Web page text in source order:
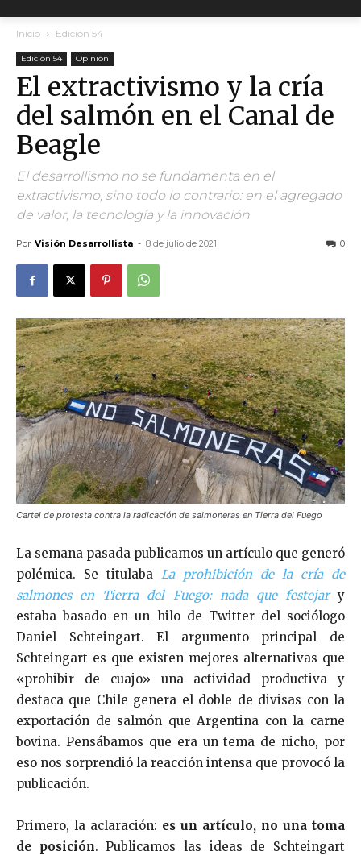
Inicio Edición 54
Edición 54 Opinión
El extractivismo y la cría
del salmón en el Canal de
Beagle
El desarrollismo no se fundamenta en el
extractivismo, sino todo lo contrario: en el agregado
de valor, la tecnología y la innovación
Por Visión Desarrollista - 8 de julio de 2021 0
Cartel de protesta contra la radicación de salmoneras en Tierra del Fuego
La semana pasada publicamos un artículo que generó
polémica. Se titulaba
La prohibición de la cría de
salmones en Tierra del Fuego: nada que festejary
estaba basado en un hilo de Twitter del sociólogo
Daniel Schteingart. El argumento principal de
Schteingart es que existen mejores alternativas que
«prohibir de cuajo» una actividad productiva y
destaca que Chile genera el doble de divisas con la
exportación de salmón que Argentina con la carne
bovina. Pensábamos que era un tema de nicho, por
eso nos sorprendió la reacción intensa que provocó la
publicación.
Primero, la aclaración: es un artículo, no una toma
de posición. Publicamos las ideas de Schteingart